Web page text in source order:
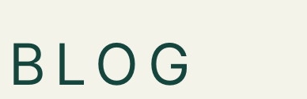
BLOG